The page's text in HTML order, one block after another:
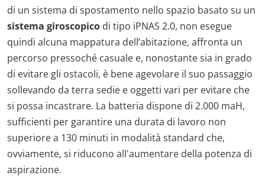
di un sistema di spostamento nello spazio basato su un
sistema giroscopico di tipo iPNAS 2.0, non esegue
quindi alcuna mappatura dell’abitazione, affronta un
percorso pressoché casuale e, nonostante sia in grado
di evitare gli ostacoli, è bene agevolare il suo passaggio
sollevando da terra sedie e oggetti vari per evitare che
si possa incastrare. La batteria dispone di 2.000 maH,
sufficienti per garantire una durata di lavoro non
superiore a 130 minuti in modalità standard che,
ovviamente, si riducono all'aumentare della potenza di
aspirazione.